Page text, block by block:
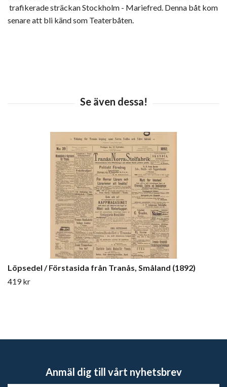
trafikerade sträckan Stockholm - Mariefred. Denna båt kom
senare att bli känd som Teaterbåten.
Löpsedel / Förstasida från Tranås, Småland (1892)
419 kr
Anmäl dig till vårt nyhetsbrev